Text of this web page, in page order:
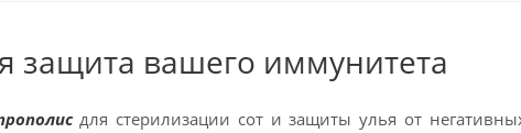
защита вашего иммунитета
для стерилизации сот и защиты улья от